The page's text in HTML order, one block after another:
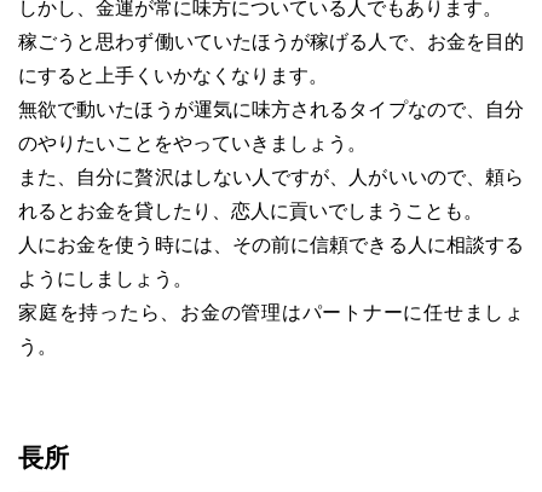
しかし、金運が常に味方についている人でもあります。
稼ごうと思わず働いていたほうが稼げる人で、お金を目的
にすると上手くいかなくなります。
無欲で動いたほうが運気に味方されるタイプなので、自分
のやりたいことをやっていきましょう。
また、自分に贅沢はしない人ですが、人がいいので、頼ら
れるとお金を貸したり、恋人に貢いでしまうことも。
人にお金を使う時には、その前に信頼できる人に相談する
ようにしましょう。
家庭を持ったら、お金の管理はパートナーに任せましょ
う。
長所